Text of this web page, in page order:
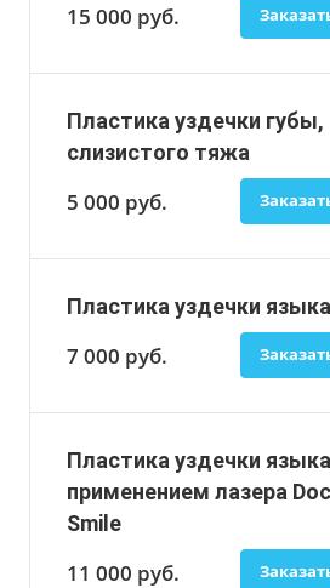
15 000 руб.
Пластика уздечки губы,
слизистого тяжа
5 000 руб.
Пластика уздечки языка
7 000 руб.
Пластика уздечки
применением лазера
Smile
11 000 руб.